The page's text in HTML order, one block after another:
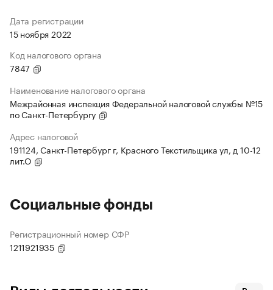
Дата регистрации
15 ноября 2022
Код налогового органа
7847
Наименование налогового органа
Межрайонная инспекция Федеральной налоговой службы №15
по Санкт-Петербургу
Адрес налоговой
191124, Санкт-Петербург г, Красного Текстильщика ул, д 10-12
лит.О
Социальные фонды
Регистрационный номер СФР
1211921935